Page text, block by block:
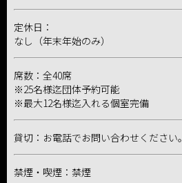
定休日：
なし（年末年始のみ）
席数：全40席
※25名様迄団体予約可能
※最大12名様迄入れる個室完備
貸切：お電話でお問い合わせください。
禁煙・喫煙：禁煙